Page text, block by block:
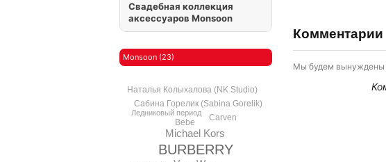
Свадебная коллекция
аксессуаров Monsoon
Monsoon (23)
BURBERRY
Michael Kors
Bebe
Сабина Горелик (Sabina Gorelik)
Carven
Наталья Колыхалова (NK Studio)
Ледниковый период
Комментарии
Мы будем вынуждены